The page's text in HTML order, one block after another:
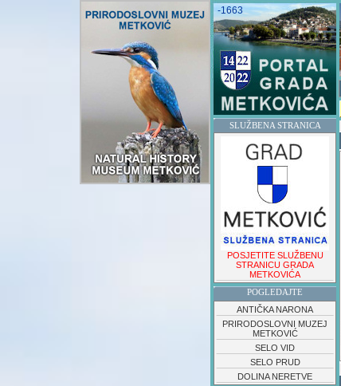
-1663
SLUŽBENA STRANICA
POSJETITE SLUŽBENU
STRANICU GRADA
METKOVIĆA
POGLEDAJTE
ANTIČKA NARONA
PRIRODOSLOVNI MUZEJ
METKOVIĆ
SELO VID
SELO PRUD
DOLINA NERETVE